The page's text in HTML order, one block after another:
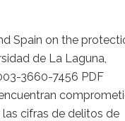
Spain on the
de La Laguna,
3660-7456 PDF
cifras de delitos de